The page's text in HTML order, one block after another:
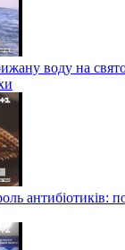
воду на
антибіотиків: